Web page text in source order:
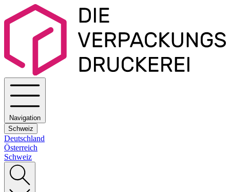
Navigation
Schweiz
Deutschland
Österreich
Schweiz